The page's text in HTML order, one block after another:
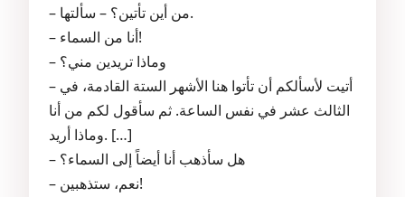
– من أين تأتين؟ – سألتها.
– أنا من السماء!
– وماذا تريدين مني؟
– أتيت لأسألكم أن تأتوا هنا الأشهر الستة القادمة، في
الثالث عشر في نفس الساعة. ثم سأقول لكم من أنا
وماذا أريد. […]
– هل سأذهب أنا أيضاً إلى السماء؟
– نعم، ستذهبين!